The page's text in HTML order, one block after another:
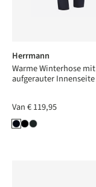
Herrmann
Warme Winterhose mit
aufgerauter Innenseite
Van€ 119,95